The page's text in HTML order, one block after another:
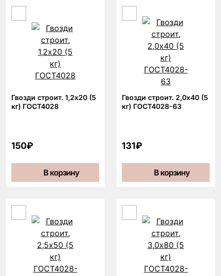
Гвозди строит. 1,2х20 (5
кг) ГОСТ4028
150₽
В корзину
Гвозди строит. 2,0х40 (5
кг) ГОСТ4028-63
131₽
В корзину